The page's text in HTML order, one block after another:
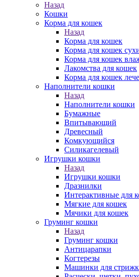
Назад
Кошки
Корма для кошек
Назад
Корма для кошек
Корма для кошек
Корма для кошек
Лакомства для кошек
Корма для кошек
Наполнители кошки
Назад
Наполнители кошки
Бумажные
Впитывающий
Древесный
Комкующийся
Силикагелевый
Игрушки кошки
Назад
Игрушки кошки
Дразнилки
Интерактивные для
Мягкие для кошек
Мячики для кошек
Груминг кошки
Назад
Груминг кошки
Антицарапки
Когтерезы
Машинки для